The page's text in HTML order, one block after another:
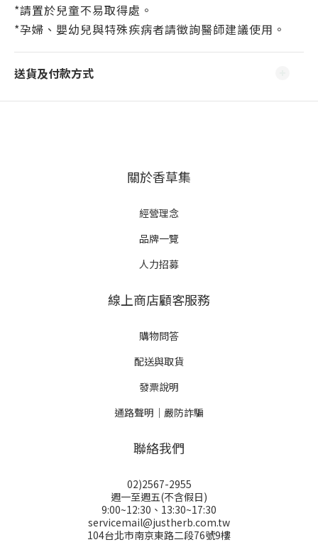
*請置於兒童不易取得處。
*孕婦、嬰幼兒與特殊疾病者請徵詢醫師建議使用。
送貨及付款方式
關於香草集
經營理念
品牌一覽
人力招募
線上商店顧客服務
購物問答
配送與取貨
發票說明
通路聲明｜嚴防詐騙
聯絡我們
02)2567-2955
週一至週五(不含假日)
9:00~12:30、13:30~17:30
servicemail@justherb.com.tw
104台北市南京東路二段76號9樓